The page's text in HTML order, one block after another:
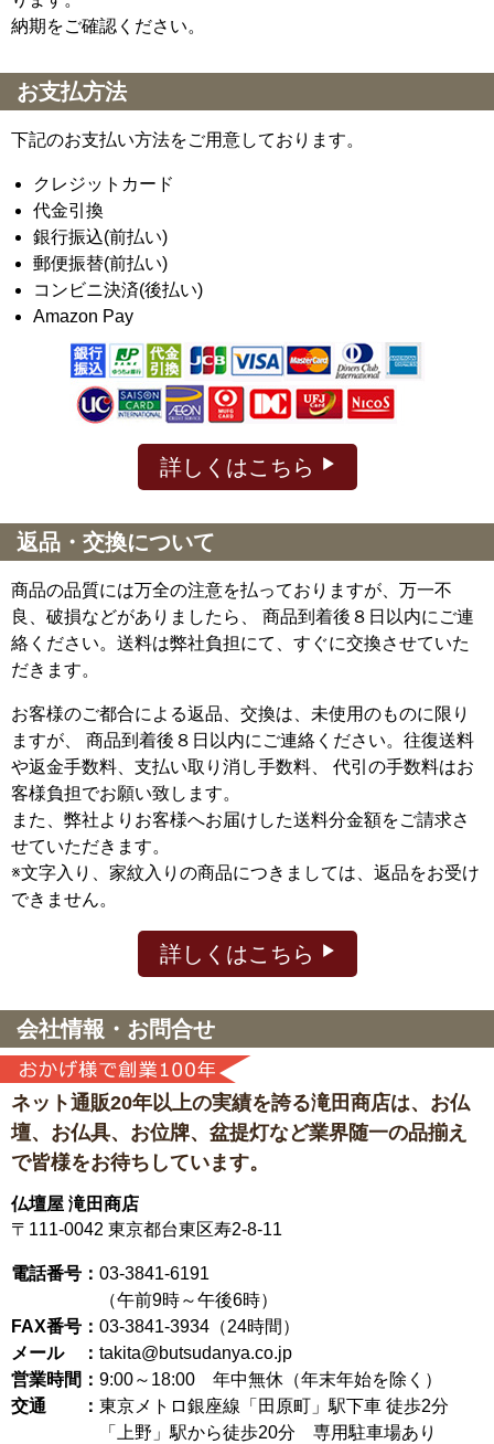
納期をご確認ください。
お支払方法
下記のお支払い方法をご用意しております。
クレジットカード
代金引換
銀行振込(前払い)
郵便振替(前払い)
コンビニ決済(後払い)
Amazon Pay
詳しくはこちら
返品・交換について
商品の品質には万全の注意を払っておりますが、万一不
良、破損などがありましたら、 商品到着後８日以内にご連
絡ください。送料は弊社負担にて、すぐに交換させていた
だきます。
お客様のご都合による返品、交換は、未使用のものに限り
ますが、
商品到着後８日以内にご連絡ください。往復送料
や返金手数料、支払い取り消し手数料、 代引の手数料はお
客様負担でお願い致します。
また、弊社よりお客様へお届けした送料分金額をご請求さ
せていただきます。
※文字入り、家紋入りの商品につきましては、返品をお受け
できません。
詳しくはこちら
会社情報・お問合せ
ネット通販20年以上の実績を誇る滝田商店は、 お仏
壇、お仏具、お位牌、盆提灯など業界随一の品揃え
で皆様をお待ちしています。
仏壇屋 滝田商店
〒111-0042 東京都台東区寿2-8-11
電話番号： 03-3841-6191
（午前9時～午後6時）
FAX番号： 03-3841-3934（24時間）
メール ： takita@butsudanya.co.jp
営業時間： 9:00～18:00 年中無休（年末年始を除く）
交通 ： 東京メトロ銀座線「田原町」駅下車 徒歩2分
「上野」駅から徒歩20分 専用駐車場あり